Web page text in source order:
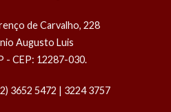
de Carvalho, 228
Augusto Luis
- CEP: 12287-030.
3652 5472 | 3224 3757